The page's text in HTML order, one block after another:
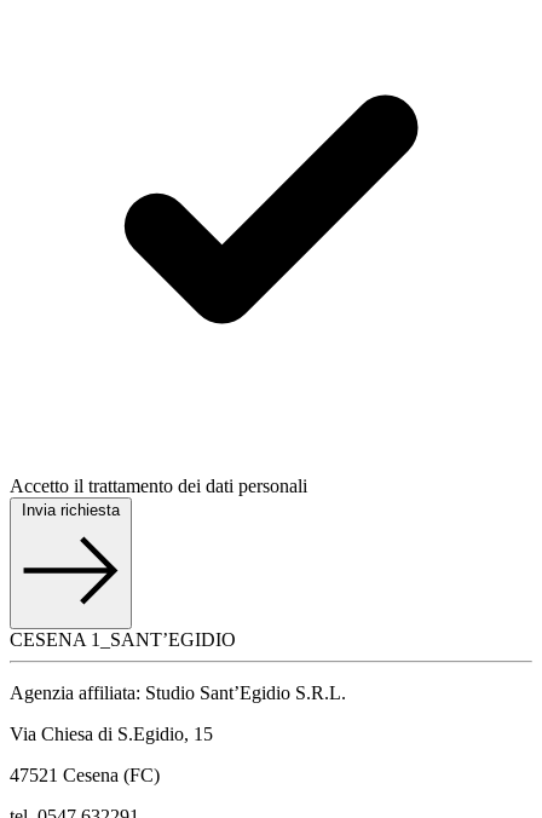
Accetto il trattamento dei dati personali
Invia richiesta
CESENA 1_SANT’EGIDIO
Agenzia affiliata: Studio Sant’Egidio S.R.L.
Via Chiesa di S.Egidio, 15
47521 Cesena (FC)